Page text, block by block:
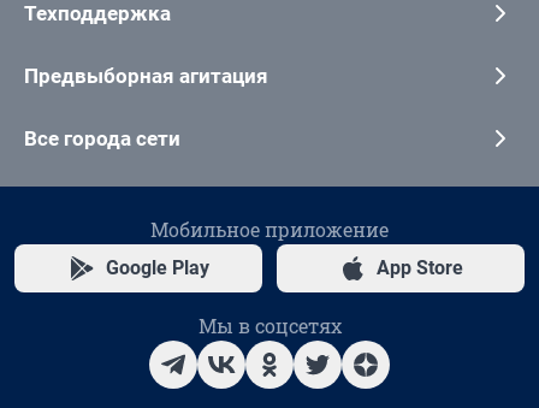
Техподдержка
Предвыборная агитация
Все города сети
Мобильное приложение
Google Play App Store
Мы в соцсетях